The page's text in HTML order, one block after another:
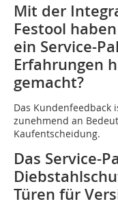
Mit der
Festool
ein Service-
Erfahrungen
gemacht?
Das Kundenfeedback
zunehmend an
Kaufentscheidung.
Das Service-
Türen für